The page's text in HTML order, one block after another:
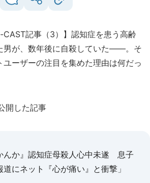
CAST記事（3）】認知症を患う高齢
男が、数年後に自殺していた――。そ
ユーザーの注目を集めた理由は何だっ
開した記事
んか』認知症母殺人心中未遂 息子
道にネット『心が痛い』と衝撃 」